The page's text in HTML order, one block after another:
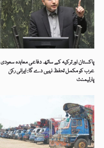
پاکستان اور ترکیہ کے ساتھ دفاعی معاہدہ سعودی
عرب کو مکمل تحفظ نہیں دے گا: ایرانی رکن
پارلیمنٹ